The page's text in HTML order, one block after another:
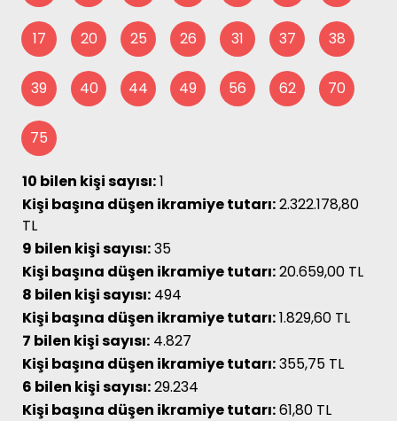
17 20 25 26 31 37 38
39 40 44 49 56 62 70
75
10 bilen kişi sayısı:1
Kişi başına düşen ikramiye tutarı:2.322.178,80
TL
9 bilen kişi sayısı:35
Kişi başına düşen ikramiye tutarı:20.659,00 TL
8 bilen kişi sayısı: 494
Kişi başına düşen ikramiye tutarı:1.829,60 TL
7 bilen kişi sayısı: 4.827
Kişi başına düşen ikramiye tutarı:355,75 TL
6 bilen kişi sayısı:29.234
Kişi başına düşen ikramiye tutarı:61,80 TL